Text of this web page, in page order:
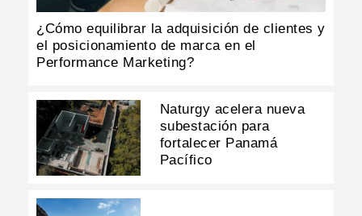
¿Cómo equilibrar la adquisición de clientes y
el posicionamiento de marca en el
Performance Marketing?
Naturgy acelera nueva
subestación para
fortalecer Panamá
Pacífico